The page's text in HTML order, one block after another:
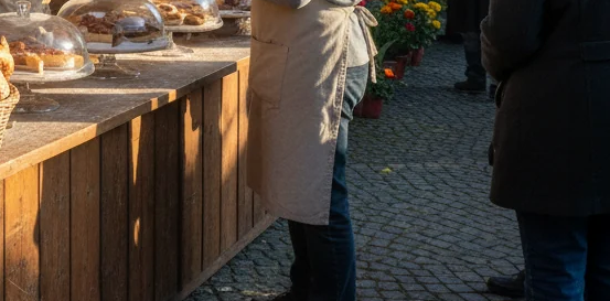
Symbolbild · KI-generiert
Status heute
Heute geschlossen